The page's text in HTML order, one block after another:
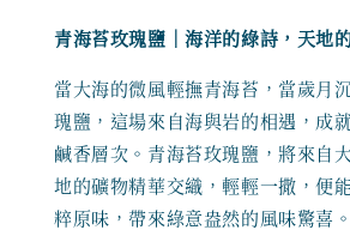
青海苔玫瑰鹽｜海洋的綠詩，天地
當大海的微風輕撫青海苔，當歲月
瑰鹽，這場來自海與岩的相遇，成
鹹香層次。青海苔玫瑰鹽，將來自
地的礦物精華交織，輕輕一撒，便
粹原味，帶來綠意盎然的風味驚喜。